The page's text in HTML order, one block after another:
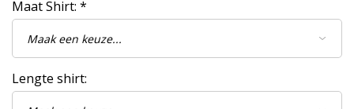
Maat Shirt: *
Lengte shirt: